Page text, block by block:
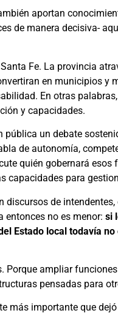
aportan
de manera decisiva-
Fe. La provincia
en municipios y
En otras
y capacidades.
un debate
de autonomía,
quién gobernará
capacidades para
de
entonces no es menor: si
Estado local todavía
Porque ampliar
pensadas para
más importante que